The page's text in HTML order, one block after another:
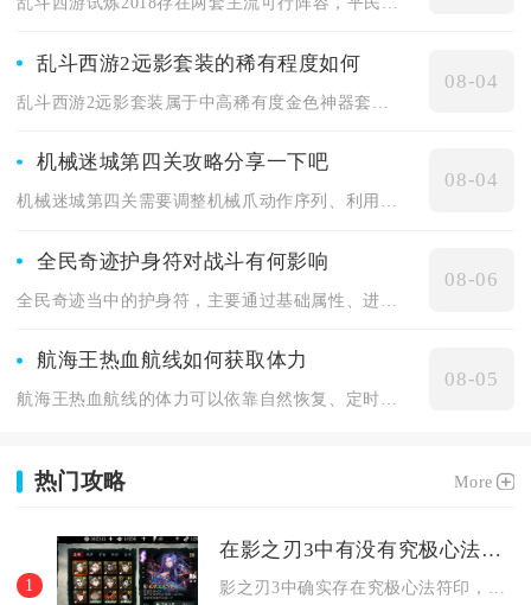
乱斗西游2远影套装的稀有程度如何
08-04
机械迷城第四关攻略分享一下吧
机械迷城第四关需要调整机械爪动作序列、利用矿车搭载角色、修改...
08-04
全民奇迹护身符对战斗有何影响
08-06
航海王热血航线如何获取体力
航海王热血航线的体力可以依靠自然恢复、定时福利领取、船长室储...
08-05
热门攻略 More
1
在影之刃3中有没有究极心法符印